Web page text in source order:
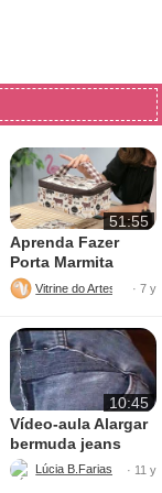
Revista Marileny Ponto Cruz
51:55
Aprenda Fazer
Porta Marmita
Térmica
Vitrine do Artesanato
· 7 y
10:45
Vídeo-aula Alargar
bermuda jeans
parte 1
· 11 y